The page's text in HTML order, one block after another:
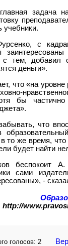
задача
учебники.
с
тем, добавил
деньги».
что «на уровне
бы частично
что
то же время,
будет найти
беспокоит
сами
-
http://
голосов: 2